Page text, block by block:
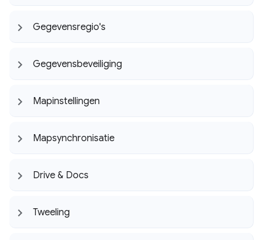
Gegevensregio's
Gegevensbeveiliging
Mapinstellingen
Mapsynchronisatie
Drive & Docs
Tweeling